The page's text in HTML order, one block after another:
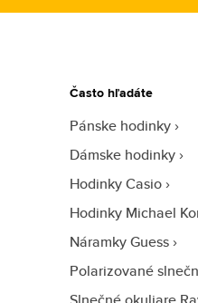
Často hľadáte
Pánske hodinky
Dámske hodinky
Hodinky Casio
Hodinky Michael
Náramky Guess
Polarizované